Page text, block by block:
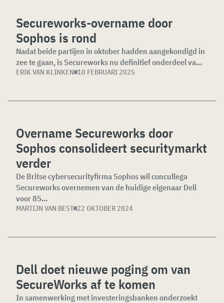
Secureworks-overname door
Sophos is rond
Nadat beide partijen in oktober hadden aangekondigd in
zee te gaan, is Secureworks nu definitief onderdeel va...
ERIK VAN KLINKEN 10 FEBRUARI 2025
Overname Secureworks door
Sophos consolideert securitymarkt
verder
De Britse cybersecurityfirma Sophos wil concullega
Secureworks overnemen van de huidige eigenaar Dell
voor 85...
MARTIJN VAN BEST 22 OKTOBER 2024
Dell doet nieuwe poging om van
SecureWorks af te komen
In samenwerking met investeringsbanken onderzoekt